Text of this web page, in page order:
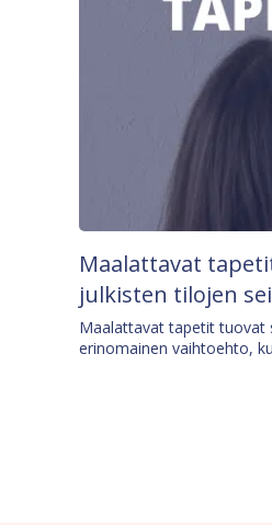
Maalattavat
julkisten tilojen
Maalattavat tapetit tuovat
erinomainen vaihtoehto,